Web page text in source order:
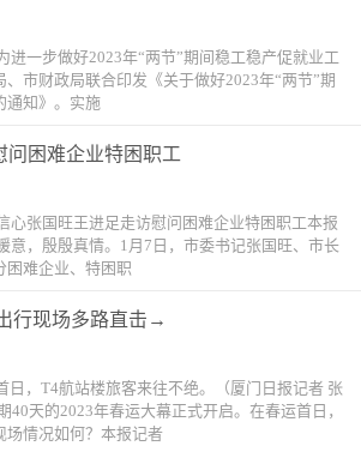
进一步做好2023年“两节”期间稳工稳产促就业工
市财政局联合印发《关于做好2023年“两节”期
通知》。实施
问困难企业特困职工
心张国旺王进足走访慰问困难企业特困职工本报
意，殷殷真情。1月7日，市委书记张国旺、市长
困难企业、特困职
行现场多路直击→
日，T4航站楼旅客来往不绝。（厦门日报记者 张
40天的2023年春运大幕正式开启。在春运首日，
场情况如何？本报记者